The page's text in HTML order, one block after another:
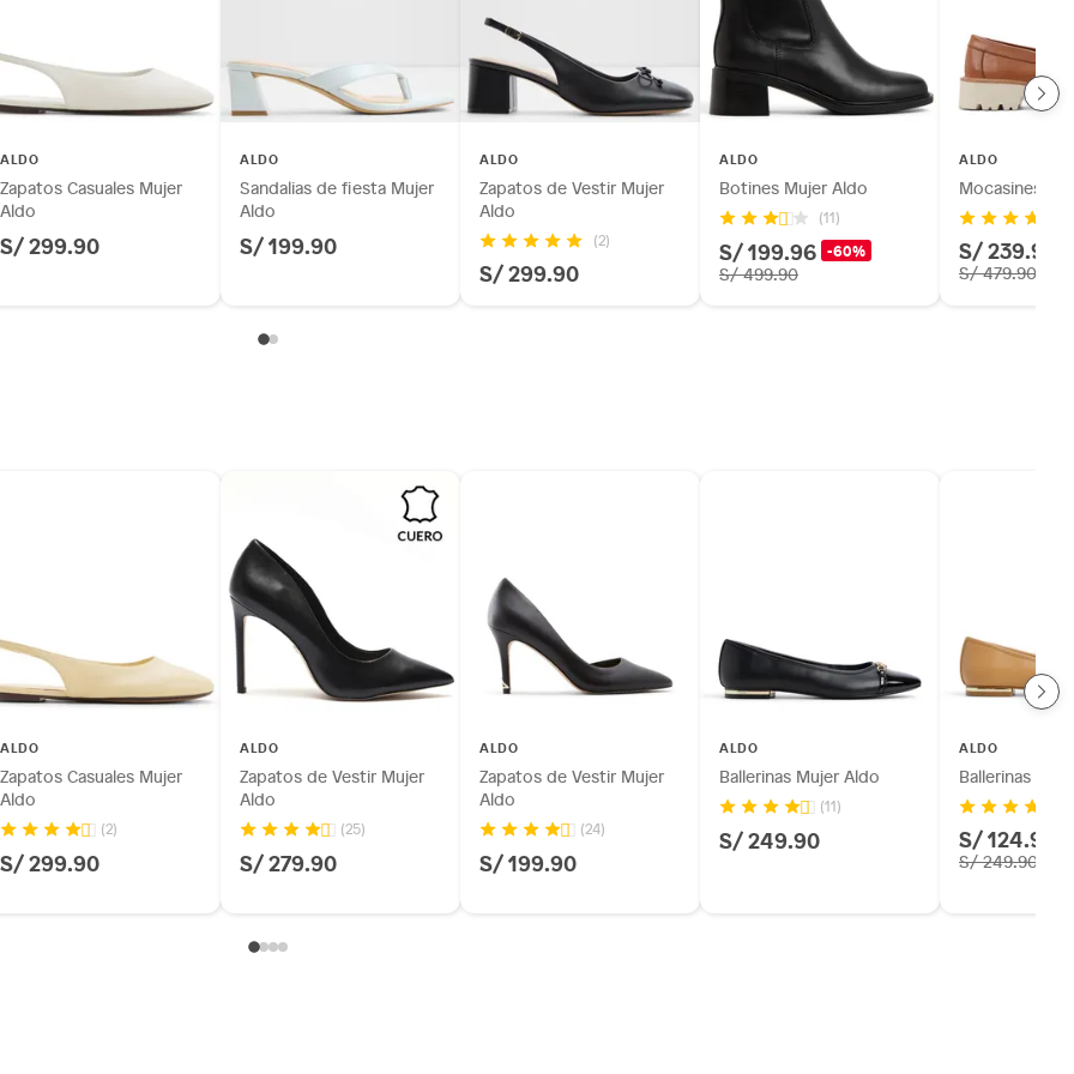
ALDO
Zapatos Casuales Mujer
Aldo
S/ 299.90
ALDO
Sandalias de fiesta Mujer
Aldo
S/ 199.90
ALDO
Zapatos de Vestir Mujer
Aldo
(2)
S/ 299.90
ALDO
Botines Mujer Aldo
(11)
S/ 199.96 -60%
S/ 499.90
ALDO
Mocasines
S/ 239.95
S/ 479.90
ALDO
Zapatos Casuales Mujer
Aldo
(2)
S/ 299.90
ALDO
Zapatos de Vestir Mujer
Aldo
(25)
S/ 279.90
ALDO
Zapatos de Vestir Mujer
Aldo
(24)
S/ 199.90
ALDO
Ballerinas Mujer Aldo
(11)
S/ 249.90
ALDO
Ballerinas
S/ 124.95
S/ 249.90